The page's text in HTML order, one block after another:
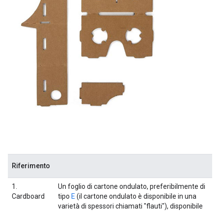
Riferimento
1.
Cardboard
Un foglio di cartone ondulato, preferibilmente di
tipo E (il cartone ondulato è disponibile in una
varietà di spessori chiamati "flauti"), disponibile